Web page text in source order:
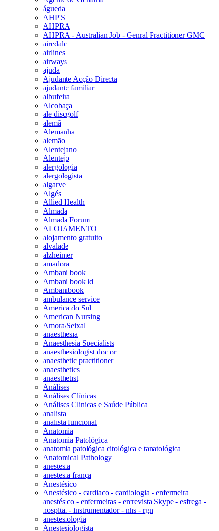
águeda
AHP'S
AHPRA
AHPRA - Australian Job - Genral Practitioner GMC
airedale
airlines
airways
ajuda
Ajudante Acção Directa
ajudante familiar
albufeira
Alcobaça
ale discgolf
alemã
Alemanha
alemão
Alentejano
Alentejo
alergologia
alergologista
algarve
Algés
Allied Health
Almada
Almada Forum
ALOJAMENTO
alojamento gratuito
alvalade
alzheimer
amadora
Ambani book
Ambani book id
Ambanibook
ambulance service
America do Sul
American Nursing
Amora/Seixal
anaesthesia
Anaesthesia Specialists
anaesthesiologist doctor
anaesthetic practitioner
anaesthetics
anaesthetist
Análises
Análises Clínicas
Análises Clinicas e Saúde Pública
analista
analista funcional
Anatomia
Anatomia Patológica
anatomia patológica citológica e tanatológica
Anatomical Pathology
anestesia
anestesia frança
Anestésico
Anestésico - cardiaco - cardiologia - enfermeira
anestésico - enfermeiras - entrevista Skype - esfrega -
hospital - instrumentador - nhs - rgn
anestesiologia
Anestesiologista